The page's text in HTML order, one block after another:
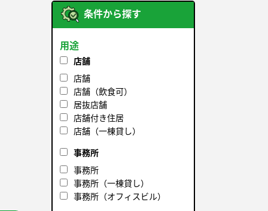
条件から探す
用途
店舗
店舗
店舗（飲食可）
居抜店舗
店舗付き住居
店舗（一棟貸し）
事務所
事務所
事務所（一棟貸し）
事務所（オフィスビル）